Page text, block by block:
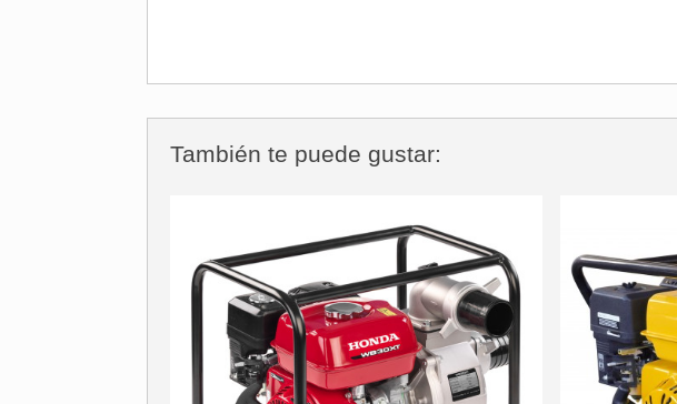
También te puede gustar: